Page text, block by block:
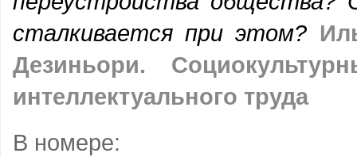
сталкивается при этом?
Дезиньори.
интеллектуального труда
В номере: